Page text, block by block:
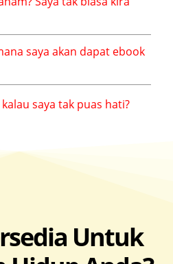
saya akan dapat ebook
saya tak puas hati?
Untuk